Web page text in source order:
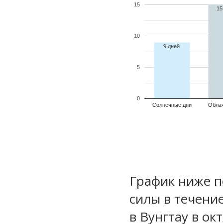
Солнечные дни
0
5
10
15
9 дней
График ниже
силы в
в Вунгтау в